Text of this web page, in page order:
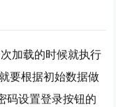
加载的时候就执行
要根据初始数据做
码设置登录按钮的